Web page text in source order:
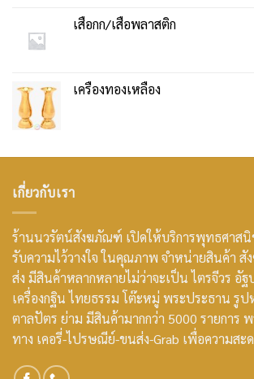
เสื่อกก/เสื่อพลาสติก
เครื่องทองเหลือง
เกี่ยวกับเรา
ร้านนวรัตน์สังฆภัณฑ์ เปิดให้บริการพุทธศาส
รับความไว้วางใจ ในคุณภาพ จำหน่ายสินค้า
ส่ง มีสินค้าหลากหลายไม่ว่าจะเป็น ไตรจีวร อัฐ
เครื่องกฐิน ไทยธรรม โต๊ะหมู่ พระประธาน รู
ตาลปัตร ย่าม มีสินค้ามากกว่า 5000 รายการ
ทาง เคอรี่-ไปรษณีย์-ขนส่ง-Grab เพื่อความสะ